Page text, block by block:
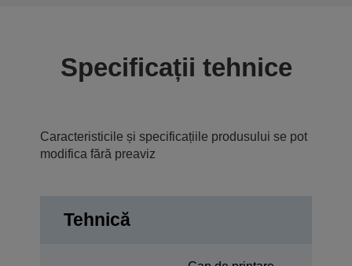
Specificații tehnice
Caracteristicile și specificațiile produsului se pot
modifica fără preaviz
Tehnică